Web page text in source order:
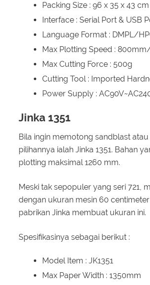
Packing Size : 96 x 35 x 43 cm
Interface : Serial Port & USB
Language Format : DMPL/
Max Plotting Speed :
Max Cutting Force : 500g
Cutting Tool : Imported
Power Supply :
Jinka 1351
Bila ingin memotong sandblast
pilihannya ialah Jinka 1351. Bahan
plotting maksimal 1260 mm.
Meski tak sepopuler yang seri 721,
dengan ukuran mesin 60
pabrikan Jinka membuat ukuran ini.
Spesifikasinya sebagai berikut :
Model Item : JK1351
Max Paper Width : 1350mm